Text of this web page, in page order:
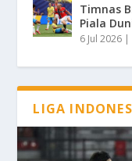
Timnas
Piala
6 Jul 2026 |
LIGA